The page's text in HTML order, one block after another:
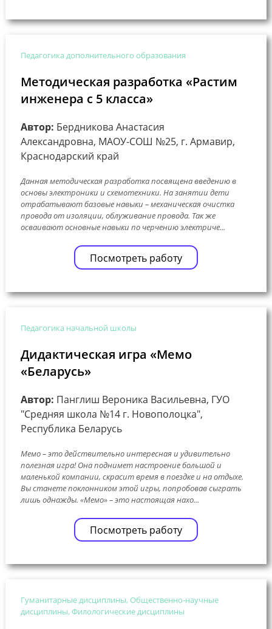
Педагогика дополнительного образования
Методическая разработка «Растим
инженера с 5 класса»
Автор: Бердникова Анастасия
Александровна, МАОУ-СОШ №25, г. Армавир,
Краснодарский край
Данная методическая разработка посвящена введению в
основы электроники и схемотехники. На занятии дети
отрабатывают базовые навыки – механическая очистка
провода от изоляции, облуживание провода. Так же
осваивают основные навыки по черчению электриче...
Посмотреть работу
Педагогика начальной школы
Дидактическая игра «Мемо
«Беларусь»
Автор: Панглиш Вероника Васильевна, ГУО
"Средняя школа №14 г. Новополоцка",
Республика Беларусь
Мемо – это действительно интересная и удивительно
полезная игра! Она поднимет настроение большой и
маленькой компании, скрасит время в поездке и на отдыхе.
Вы станете поклонником этой игры, попробовав сыграть
лишь однажды. «Мемо» – это настоящая нахо...
Посмотреть работу
Гуманитарные дисциплины, Общественно-научные
дисциплины, Филологические дисциплины